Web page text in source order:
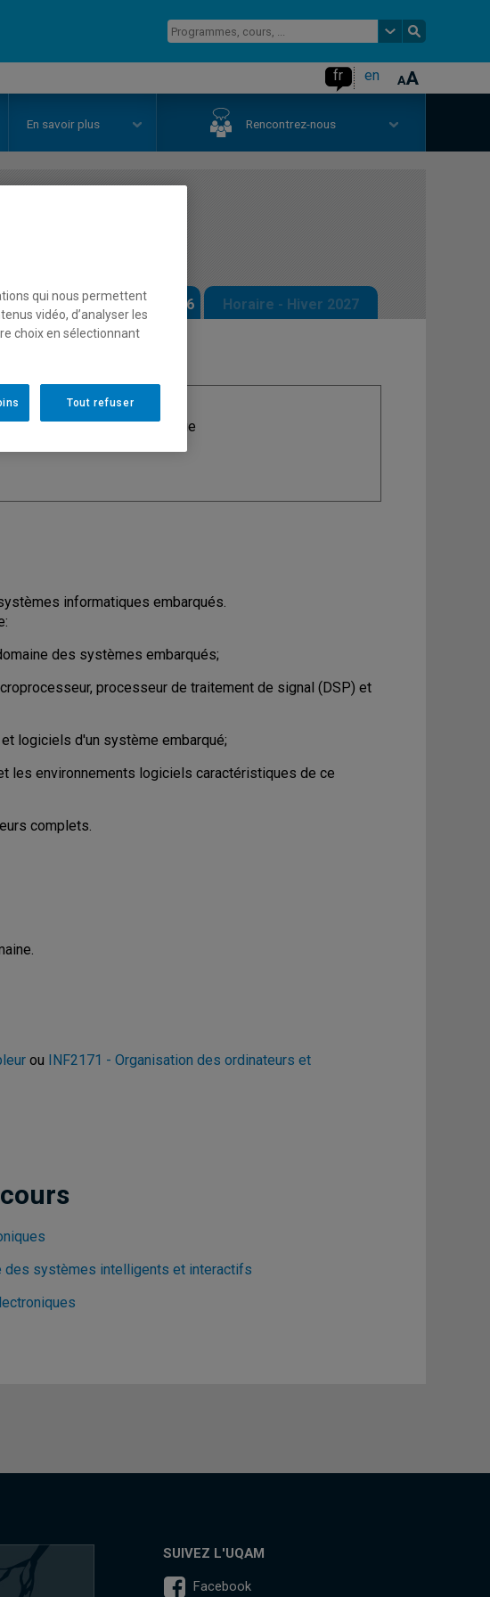
fr en
En savoir plus Rencontrez-nous
Horaire - Automne 2026 Horaire - Hiver 2027
Discipline: Informatique
informatiques embarqués.
des systèmes embarqués;
processeur de traitement de signal (DSP) et
logiciels d'un système embarqué;
les environnements logiciels caractéristiques de ce
complets.
ou INF2171 - Organisation des ordinateurs et
des systèmes intelligents et interactifs
SUIVEZ L'UQAM
Facebook
qui nous permettent
vidéo, d’analyser les
choix en sélectionnant
Tout refuser